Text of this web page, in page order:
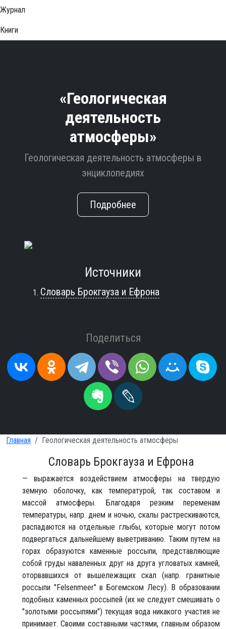
Журнал
Книги
«Геологическая
деятельность
атмосферы»
Геологическая деятельность атмосферы в
энциклопедиях
Подробнее
Источники
Словарь Брокгауза и Ефрона
Поделиться
Главная Геологическая деятельность атмосферы
Словарь Брокгауза и Ефрона
— выражается воздействием атмосферы на твердую
земную оболочку, как температурой, так составом и
массой атмосферы. Благодаря резким переменам
температуры, напр. днем и ночью, скалы растрескиваются,
распадаются на отдельные глыбы, которые могут потом
подвергаться дальнейшему выветриванию. Таким путем на
горах образуются каменные россыпи, представляющие
собой груды наваленных друг на друга угловатых камней,
оторвавшихся от вышележащих скал (напр. гранитные
россыпи "Felsenmeer" в Богемском Лесу). В образовании
подобных каменных россыпей (их не следует смешивать о
"золотыми россыпями") текущая вода никакого участия не
принимает. Своими составными частями, главным образом